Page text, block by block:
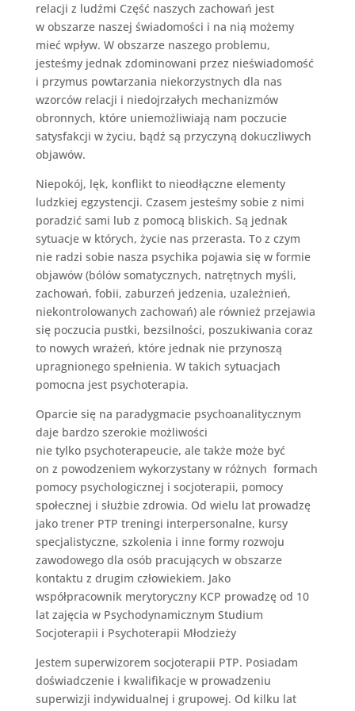
relacji z ludźmi Część naszych zachowań jest
w obszarze naszej świadomości i na nią możemy
mieć wpływ. W obszarze naszego problemu,
jesteśmy jednak zdominowani przez nieświadomość
i przymus powtarzania niekorzystnych dla nas
wzorców relacji i niedojrzałych mechanizmów
obronnych, które uniemożliwiają nam poczucie
satysfakcji w życiu, bądź są przyczyną dokuczliwych
objawów.
Niepokój, lęk, konflikt to nieodłączne elementy
ludzkiej egzystencji. Czasem jesteśmy sobie z nimi
poradzić sami lub z pomocą bliskich. Są jednak
sytuacje w których, życie nas przerasta. To z czym
nie radzi sobie nasza psychika pojawia się w formie
objawów (bólów somatycznych, natrętnych myśli,
zachowań, fobii, zaburzeń jedzenia, uzależnień,
niekontrolowanych zachowań) ale również przejawia
się poczucia pustki, bezsilności, poszukiwania coraz
to nowych wrażeń, które jednak nie przynoszą
upragnionego spełnienia. W takich sytuacjach
pomocna jest psychoterapia.
Oparcie się na paradygmacie psychoanalitycznym
daje bardzo szerokie możliwości
nie tylko psychoterapeucie, ale także może być
on z powodzeniem wykorzystany w różnych formach
pomocy psychologicznej i socjoterapii, pomocy
społecznej i służbie zdrowia. Od wielu lat prowadzę
jako trener PTP treningi interpersonalne, kursy
specjalistyczne, szkolenia i inne formy rozwoju
zawodowego dla osób pracujących w obszarze
kontaktu z drugim człowiekiem. Jako
współpracownik merytoryczny KCP prowadzę od 10
lat zajęcia w Psychodynamicznym Studium
Socjoterapii i Psychoterapii Młodzieży
Jestem superwizorem socjoterapii PTP. Posiadam
doświadczenie i kwalifikacje w prowadzeniu
superwizji indywidualnej i grupowej. Od kilku lat